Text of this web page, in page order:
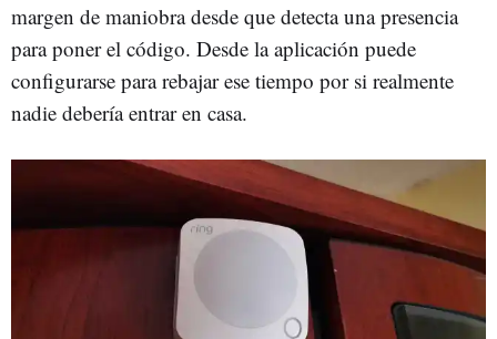
margen de maniobra desde que detecta una presencia
para poner el código. Desde la aplicación puede
configurarse para rebajar ese tiempo por si realmente
nadie debería entrar en casa.